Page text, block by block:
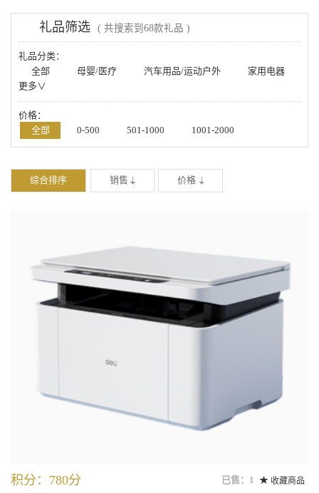
礼品筛选 ( 共搜索到68款礼品 )
礼品分类：
全部
母婴/医疗 汽车用品/运动户外
家用电器
数码/手机
更多∨
价格：
全部
0-500 501-1000
1001-2000
2001-4000
4001-20000 -
综合排序 销售 价格
已售：1 收藏商品
积分：780分